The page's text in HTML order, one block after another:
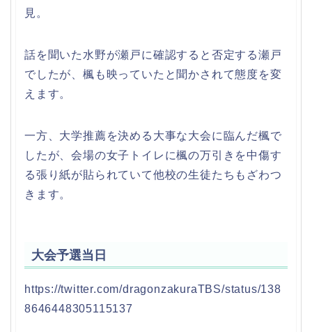
見。
話を聞いた水野が瀬戸に確認すると否定する瀬戸
でしたが、楓も映っていたと聞かされて態度を変
えます。
一方、大学推薦を決める大事な大会に臨んだ楓で
したが、会場の女子トイレに楓の万引きを中傷す
る張り紙が貼られていて他校の生徒たちもざわつ
きます。
大会予選当日
https://twitter.com/dragonzakuraTBS/status/138
8646448305115137